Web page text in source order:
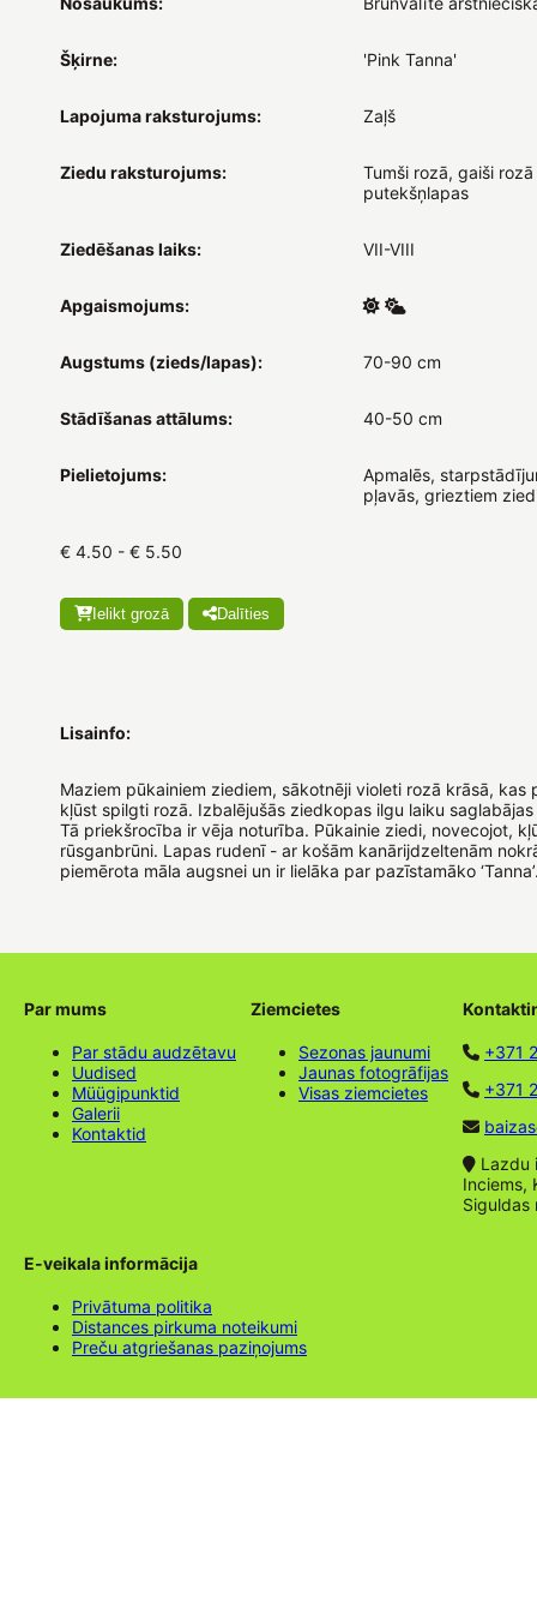
Šķirne: 'Pink Tanna'
Lapojuma raksturojums: Zaļš
Ziedu raksturojums:
Tumši rozā, gaiši rozā
putekšņlapas
Ziedēšanas laiks: VII-VIII
Apgaismojums:
Augstums (zieds/lapas): 70-90 cm
Stādīšanas attālums: 40-50 cm
Pielietojums:
Apmalēs,
pļavās, grieztiem
€ 4.50 - € 5.50
Ielikt grozā Dalīties
Lisainfo:
Maziem pūkainiem ziediem, sākotnēji violeti rozā krāsā, kas
kļūst spilgti rozā. Izbalējušās ziedkopas ilgu laiku
Tā priekšrocība ir vēja noturība. Pūkainie ziedi, novecojot,
rūsganbrūni. Lapas rudenī - ar košām kanārijdzeltenām
piemērota māla augsnei un ir lielāka par pazīstamāko
Par mums
Par stādu audzētavu
Uudised
Müügipunktid
Galerii
Kontaktid
Ziemcietes
Sezonas jaunumi
Jaunas fotogrāfijas
Visas ziemcietes
+371
+371
Lazdu
Inciems,
Siguldas
E-veikala informācija
Privātuma politika
Distances pirkuma noteikumi
Preču atgriešanas paziņojums